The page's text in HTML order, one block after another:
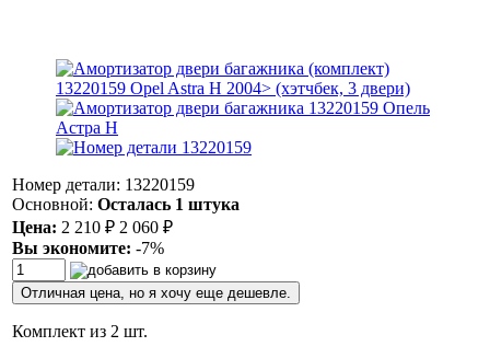
Номер детали: 13220159
Основной: Осталась 1 штука
Цена: 2 210 ₽ 2 060 ₽
Вы экономите: -7%
Отличная цена, но я хочу еще дешевле.
Комплект из 2 шт.